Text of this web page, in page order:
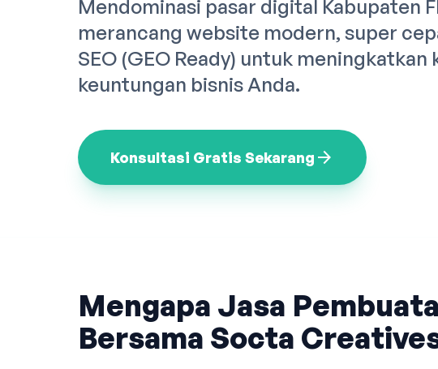
Mendominasi pasar digital Kabupaten
merancang website modern, super
SEO (GEO Ready) untuk
keuntungan bisnis Anda.
Konsultasi Gratis Sekarang arrow_forward
Mengapa Jasa
Bersama Socta